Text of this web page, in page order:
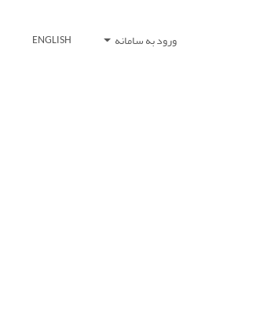
ورود به سامانه ENGLISH